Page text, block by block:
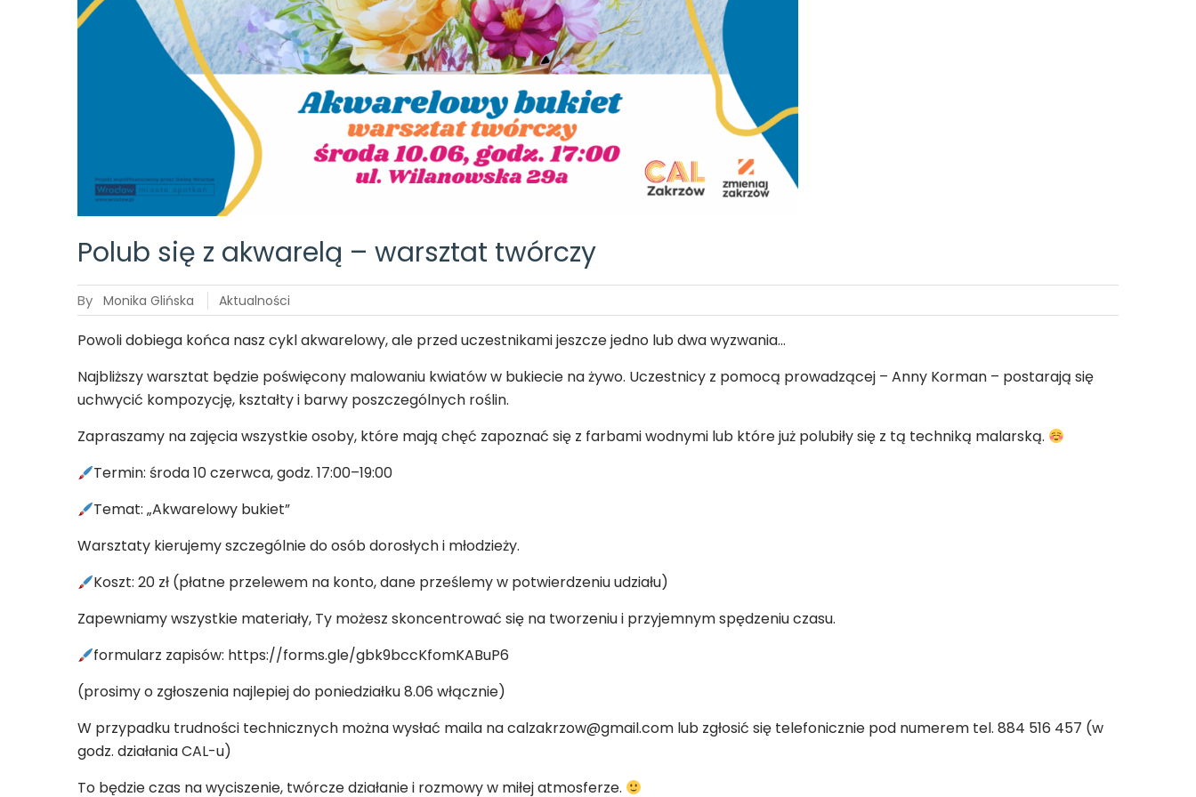
Polub się z akwarelą – warsztat twórczy
By Monika Glińska Aktualności
Powoli dobiega końca nasz cykl akwarelowy, ale przed uczestnikami jeszcze jedno lub dwa wyzwania…
Najbliższy warsztat będzie poświęcony malowaniu kwiatów w bukiecie na żywo. Uczestnicy z pomocą prowadzącej – Anny Korman – postarają się
uchwycić kompozycję, kształty i barwy poszczególnych roślin.
Zapraszamy na zajęcia wszystkie osoby, które mają chęć zapoznać się z farbami wodnymi lub które już polubiły się z tą techniką malarską.
Termin: środa 10 czerwca, godz. 17:00–19:00
Temat: „Akwarelowy bukiet”
Warsztaty kierujemy szczególnie do osób dorosłych i młodzieży.
Koszt: 20 zł (płatne przelewem na konto, dane prześlemy w potwierdzeniu udziału)
Zapewniamy wszystkie materiały, Ty możesz skoncentrować się na tworzeniu i przyjemnym spędzeniu czasu.
formularz zapisów: https://forms.gle/gbk9bccKfomKABuP6
(prosimy o zgłoszenia najlepiej do poniedziałku 8.06 włącznie)
W przypadku trudności technicznych można wysłać maila na calzakrzow@gmail.com lub zgłosić się telefonicznie pod numerem tel. 884 516 457 (w
godz. działania CAL-u)
To będzie czas na wyciszenie, twórcze działanie i rozmowy w miłej atmosferze.